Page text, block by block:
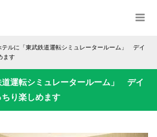
テルに「東武鉄道運転シミュレータールーム」 デイ
ます
運転シミュレータールーム」 デイ
り楽しめます